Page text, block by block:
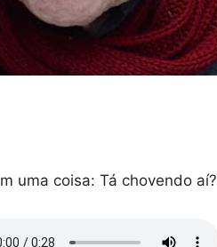
uma coisa: Tá chovendo aí?